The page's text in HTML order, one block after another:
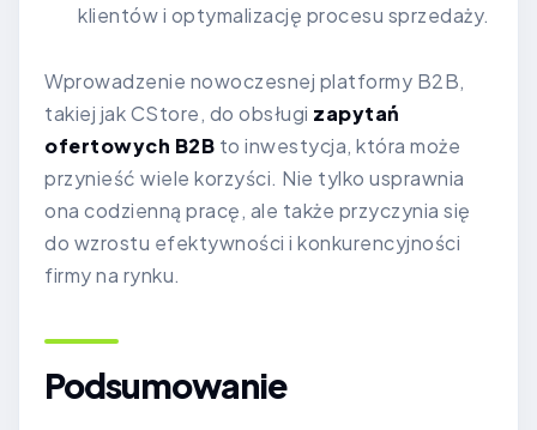
klientów i optymalizację procesu sprzedaży.
Wprowadzenie nowoczesnej platformy B2B,
takiej jak CStore, do obsługi zapytań
ofertowych B2B to inwestycja, która może
przynieść wiele korzyści. Nie tylko usprawnia
ona codzienną pracę, ale także przyczynia się
do wzrostu efektywności i konkurencyjności
firmy na rynku.
Podsumowanie